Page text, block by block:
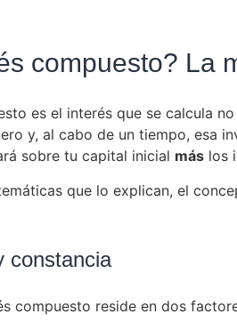
compuesto? La
es el interés que se calcula
y, al cabo de un tiempo, esa
sobre tu capital inicial más los
que lo explican, el
constancia
compuesto reside en dos